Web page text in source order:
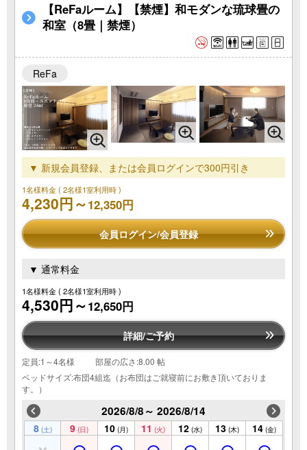
【ReFaルーム】【禁煙】和モダンな琉球畳の
和室（8畳｜禁煙）
ReFa
▼ 新規会員登録、または会員ログインで300円引き
1名様料金( 2名様1室利用時 )
4,230円～12,350円
会員ログイン/会員登録
▼ 通常料金
1名様料金( 2名様1室利用時 )
4,530円～12,650円
詳細/ご予約
定員:1～4名様
部屋の広さ:8.00 帖
ベッドサイズ:布団4組迄（お布団はご就寝前にお敷き頂いておりま
す。）
2026/8/8～ 2026/8/14
8 (土) 9 (日) 10 (月) 11 (火) 12 (水) 13 (木) 14 (金)